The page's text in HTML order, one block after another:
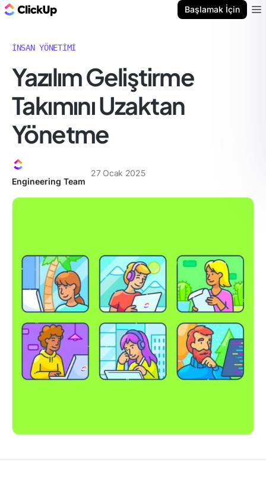
Başlamak İçin
İNSAN YÖNETIMI
Yazılım Geliştirme
Takımını Uzaktan
Yönetme
Engineering Team
27 Ocak 2025